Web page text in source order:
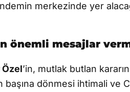
merkezinde yer
önemli mesajlar
’in, mutlak butlan
başına dönmesi ihtimali ve